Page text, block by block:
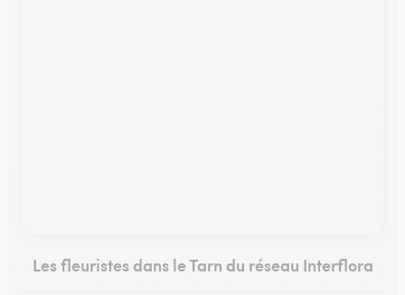
Les fleuristes dans le Tarn du réseau Interflora